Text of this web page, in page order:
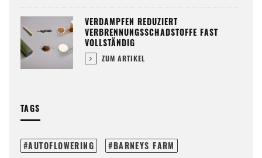
VERDAMPFEN REDUZIERT
VERBRENNUNGSSCHADSTOFFE FAST
VOLLSTÄNDIG
ZUM ARTIKEL
TAGS
AUTOFLOWERING
BARNEYS FARM